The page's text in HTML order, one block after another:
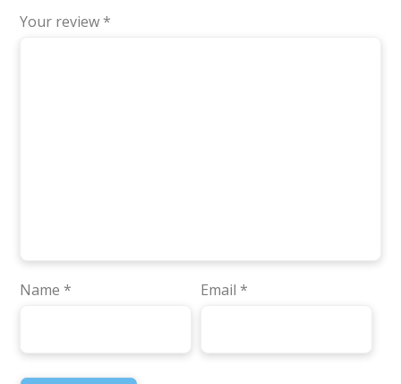
Your review *
Name * Email *